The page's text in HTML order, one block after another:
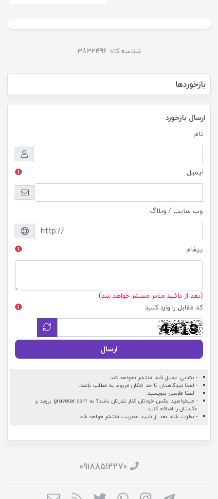
شناسه کالا: 3832496
بازخوردها
ارسال بازخورد
نام
ایمیل
وب سایت / وبلاگ
پیغام
(بعد از تائید مدیر منتشر خواهد شد)
کد مقابل را وارد کنید
ارسال
- نشانی ایمیل شما منتشر نخواهد شد.
- لطفا دیدگاهتان تا حد امکان مربوط به مطلب باشد.
- لطفا فارسی بنویسید.
- میخواهید عکس خودتان کنار نظرتان باشد؟ به gravatar.com بروید و
عکستان را اضافه کنید.
- نظرات شما بعد از تایید مدیریت منتشر خواهد شد
09188512270